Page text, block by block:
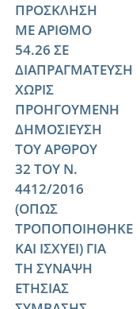
ΠΡΟΣΚΛΗΣΗ
ΜΕ ΑΡΙΘΜΟ
54.26 ΣΕ
ΔΙΑΠΡΑΓΜΑΤΕΥΣΗ
ΧΩΡΙΣ
ΠΡΟΗΓΟΥΜΕΝΗ
ΔΗΜΟΣΙΕΥΣΗ
ΤΟΥ ΑΡΘΡΟΥ
32 ΤΟΥ Ν.
4412/2016
(ΟΠΩΣ
ΤΡΟΠΟΠΟΙΗΘΗΚΕ
ΚΑΙ ΙΣΧΥΕΙ) ΓΙΑ
ΤΗ ΣΥΝΑΨΗ
ΕΤΗΣΙΑΣ